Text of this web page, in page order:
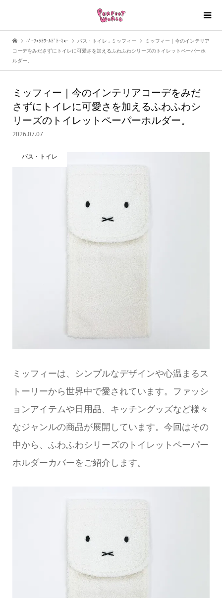
ﾊﾟｰﾌｪｸﾄﾜｰﾙﾄﾞﾄｰｷｮｰ バス・トイレ , ミッフィー
ミッフィー｜今のインテリア
コーデをみださずにトイレに可愛さを加えるふわふわシリーズのトイレットペーパーホ
ルダー。
ミッフィー｜今のインテリアコーデをみだ
さずにトイレに可愛さを加えるふわふわシ
リーズのトイレットペーパーホルダー。
2026.07.07
バス・トイレ
ミッフィーは、シンプルなデザインや心温まるス
トーリーから世界中で愛されています。ファッシ
ョンアイテムや日用品、キッチングッズなど様々
なジャンルの商品が展開しています。今回はその
中から、ふわふわシリーズのトイレットペーパー
ホルダーカバーをご紹介します。